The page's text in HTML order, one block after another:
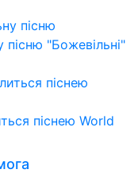
"Божевільні"
піснею World